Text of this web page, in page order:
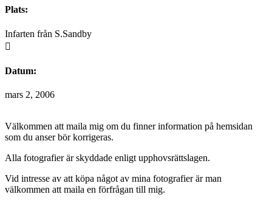
Plats:
Infarten från S.Sandby

Datum:
mars 2, 2006
Välkommen att maila mig om du finner information på hemsidan
som du anser bör korrigeras.
Alla fotografier är skyddade enligt upphovsrättslagen.
Vid intresse av att köpa något av mina fotografier är man
välkommen att maila en förfrågan till mig.